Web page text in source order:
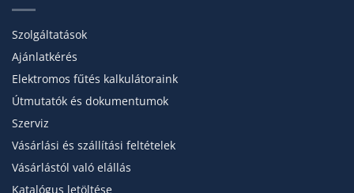
Szolgáltatások
Ajánlatkérés
Elektromos fűtés kalkulátoraink
Útmutatók és dokumentumok
Szerviz
Vásárlási és szállítási feltételek
Vásárlástól való elállás
Katalógus letöltése